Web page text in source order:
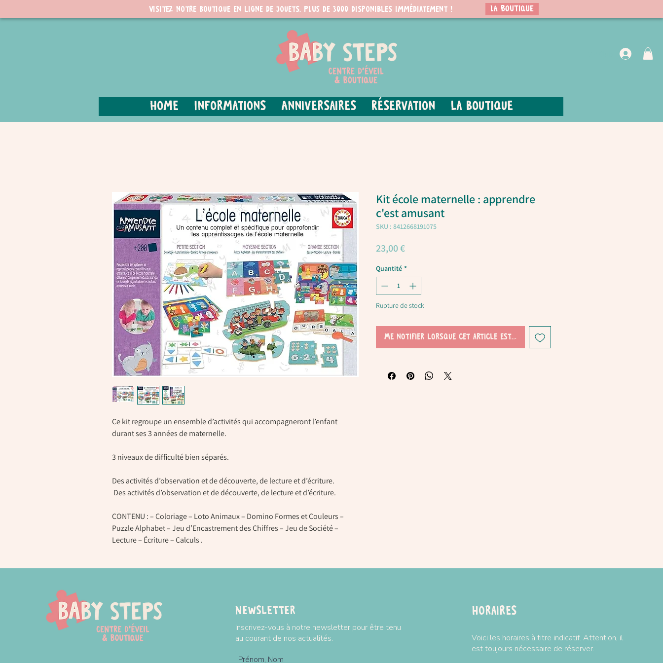
Visitez notre boutique en ligne de jouets. PLUS de 3000 disponibles immédiatement ! LA BOUTIQUE
Home Informations Anniversaires Réservation La boutique
Ce kit regroupe un ensemble d’activités qui accompagneront l’enfant
durant ses 3 années de maternelle.
3 niveaux de difficulté bien séparés.
Des activités d’observation et de découverte, de lecture et d’écriture.
Des activités d’observation et de découverte, de lecture et d’écriture.
CONTENU : – Coloriage – Loto Animaux – Domino Formes et Couleurs –
Puzzle Alphabet – Jeu d’Encastrement des Chiffres – Jeu de Société –
Lecture – Écriture – Calculs .
Kit école maternelle : apprendre
c'est amusant
SKU : 8412668191075
23,00 €Prix
Quantité *
Rupture de stock
Me notifier lorsque cet article est disponible
Newsletter
Inscrivez-vous à notre newsletter pour être tenu
au courant de nos actualités.
Horaires
Voici les horaires à titre indicatif. Attention, il
est toujours nécessaire de réserver.